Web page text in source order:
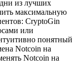
из лучших
максимальную
CryptoGin
или
понятный
Notcoin на
Notcoin на